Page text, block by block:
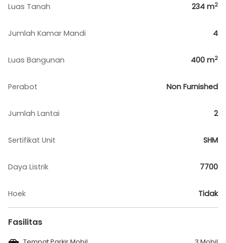
Luas Tanah 234 m2
Jumlah Kamar Mandi 4
Luas Bangunan 400 m2
Perabot Non Furnished
Jumlah Lantai 2
Sertifikat Unit SHM
Daya Listrik 7700
Hoek Tidak
Fasilitas